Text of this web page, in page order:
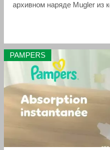
архивном наряде Mugler из
PAMPERS